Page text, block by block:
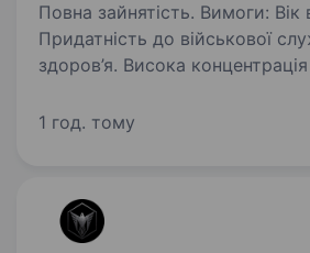
Повна зайнятість. Вимоги: Вік від 18 років.
Придатність до військової
здоров’я. Висока концентрація уваги, здатність
Готовність постійно навчатись
1 год. тому